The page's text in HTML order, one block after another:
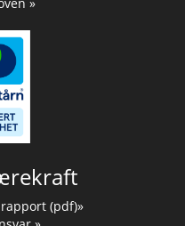
(pdf)»